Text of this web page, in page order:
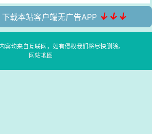
载本站客户端无广告APP ↓↓↓
容均来自互联网，如有侵权我们将尽快删除。
网站地图